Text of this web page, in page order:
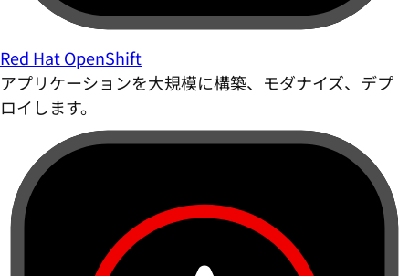
Red Hat OpenShift
アプリケーションを大規模に構築、モダナイズ、デプ
ロイします。